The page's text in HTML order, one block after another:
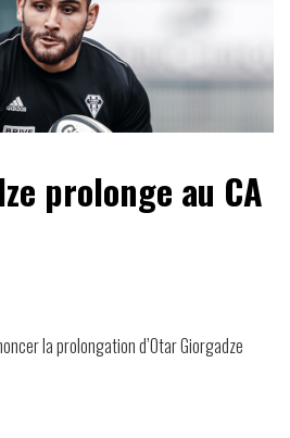
prolonge au CA
la prolongation d’Otar Giorgadze